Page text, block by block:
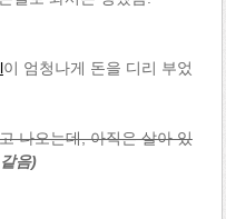
이 엄청나게 돈을 디리 부었
나오는데, 아직은 살아 있
음)